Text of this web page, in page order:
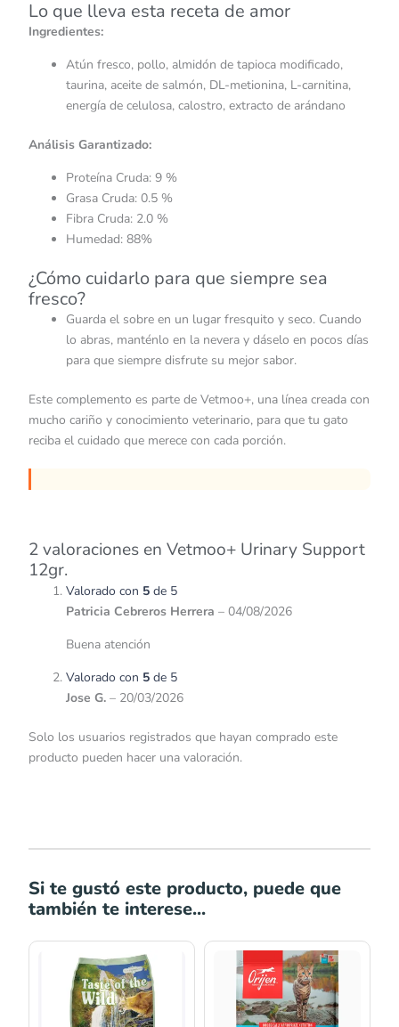
Lo que lleva esta receta de amor
Ingredientes:
Atún fresco, pollo, almidón de tapioca modificado,
taurina, aceite de salmón, DL-metionina, L-carnitina,
energía de celulosa, calostro, extracto de arándano
Análisis Garantizado:
Proteína Cruda: 9 %
Grasa Cruda: 0.5 %
Fibra Cruda: 2.0 %
Humedad: 88%
¿Cómo cuidarlo para que siempre sea
fresco?
Guarda el sobre en un lugar fresquito y seco. Cuando
lo abras, manténlo en la nevera y dáselo en pocos días
para que siempre disfrute su mejor sabor.
Este complemento es parte de Vetmoo+, una línea creada con
mucho cariño y conocimiento veterinario, para que tu gato
reciba el cuidado que merece con cada porción.
2 valoraciones en Vetmoo+ Urinary Support
12gr.
Valorado con 5 de 5
Patricia Cebreros Herrera – 04/08/2026
Buena atención
Valorado con 5 de 5
Jose G. – 20/03/2026
Solo los usuarios registrados que hayan comprado este
producto pueden hacer una valoración.
Si te gustó este producto, puede que
también te interese...
Rango
de
precios:
desde